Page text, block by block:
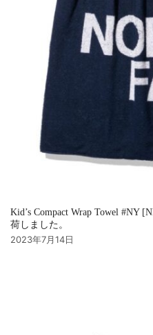
Kid’s Compact Wrap Towel #NY
荷しました。
2023年7月14日